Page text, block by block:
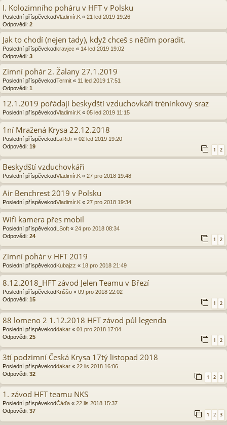
I. Kolozimního poháru v HFT v Polsku
Poslední příspěvekodVladimír.K « 21 led 2019 19:26
Odpovědi: 2
Jak to chodí (nejen tady), když chceš s něčím poradit.
Poslední příspěvekodkravjec « 14 led 2019 19:02
Odpovědi: 3
Zimní pohár 2. Žalany 27.1.2019
Poslední příspěvekodTermit « 11 led 2019 17:51
Odpovědi: 1
12.1.2019 pořádají beskydští vzduchovkáři tréninkový sraz
Poslední příspěvekodVladimír.K « 05 led 2019 11:15
1ní Mražená Krysa 22.12.2018
Poslední příspěvekodLaRiJr « 02 led 2019 19:20
Odpovědi: 19
1 2
Beskydští vzduchovkáři
Poslední příspěvekodVladimír.K « 27 pro 2018 19:48
Air Benchrest 2019 v Polsku
Poslední příspěvekodVladimír.K « 27 pro 2018 19:34
Wifi kamera přes mobil
Poslední příspěvekodLSoft « 24 pro 2018 08:34
Odpovědi: 24
1 2
Zimní pohár v HFT 2019
Poslední příspěvekod Kubajzz « 18 pro 2018 21:49
8.12.2018_HFT závod Jelen Teamu v Březí
Poslední příspěvekod Kriššo « 09 pro 2018 22:02
Odpovědi: 15
1 2
88 lomeno 2 1.12.2018 HFT závod půl legenda
Poslední příspěvekoddakar « 01 pro 2018 17:04
Odpovědi: 25
1 2
3tí podzimní Česká Krysa 17tý listopad 2018
Poslední příspěvekoddakar « 22 lis 2018 16:06
Odpovědi: 32
1 2 3
1. závod HFT teamu NKS
Poslední příspěvekodČáďa « 22 lis 2018 15:37
Odpovědi: 37
1 2 3